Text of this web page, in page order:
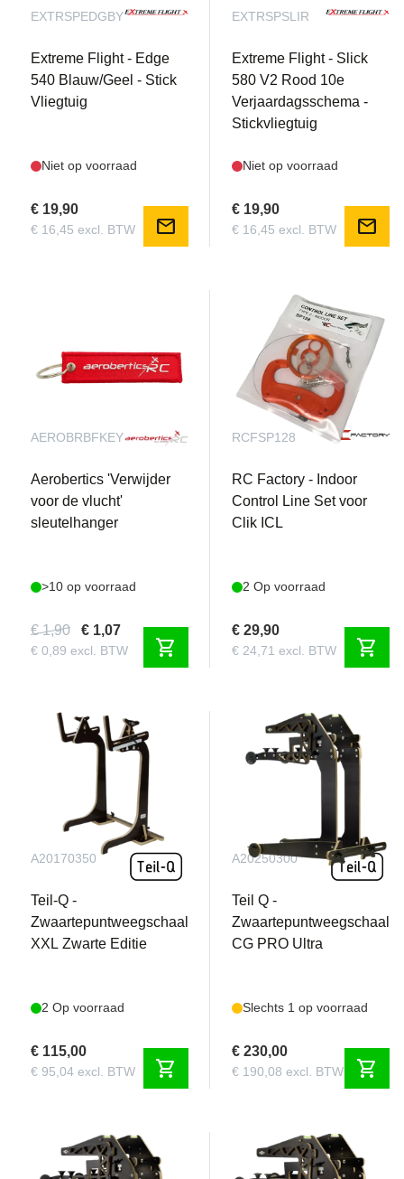
EXTRSPEDGBY
Extreme Flight - Edge
540 Blauw/Geel - Stick
Vliegtuig
Niet op voorraad
€ 19,90
€ 16,45 excl. BTW mail
EXTRSPSLIR
Extreme Flight - Slick
580 V2 Rood 10e
Verjaardagsschema -
Stickvliegtuig
Niet op voorraad
€ 19,90
€ 16,45 excl. BTW mail
AEROBRBFKEY
Aerobertics 'Verwijder
voor de vlucht'
sleutelhanger
>10 op voorraad
€ 1,90 € 1,07
€ 0,89 excl. BTW shopping_cart
RCFSP128
RC Factory - Indoor
Control Line Set voor
Clik ICL
2 Op voorraad
€ 29,90
€ 24,71 excl. BTW shopping_cart
A20170350
Teil-Q -
Zwaartepuntweegschaal
XXL Zwarte Editie
2 Op voorraad
€ 115,00
€ 95,04 excl. BTW shopping_cart
A20250300
Teil Q -
Zwaartepuntweegschaal
CG PRO Ultra
Slechts 1 op voorraad
€ 230,00
€ 190,08 excl. BTW shopping_cart